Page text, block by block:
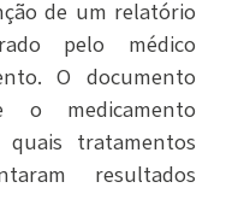
de um relatório
pelo médico
O documento
medicamento
tratamentos
resultados